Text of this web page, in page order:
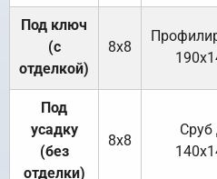
Под ключ
(с
отделкой)
8х8
Под
усадку
(без
отделки)
8х8